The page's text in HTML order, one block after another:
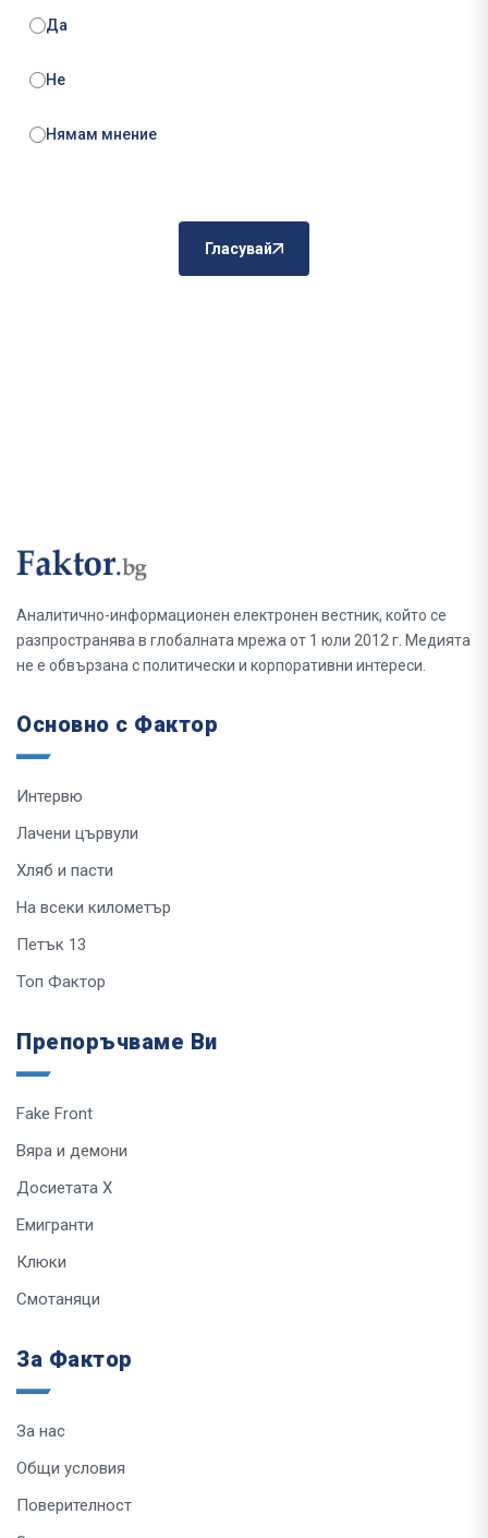
Да
Не
Нямам мнение
Гласувай
Аналитично-информационен електронен вестник, който се
разпространява в глобалната мрежа от 1 юли 2012 г. Медията
не е обвързана с политически и корпоративни интереси.
Основно с Фактор
Интервю
Лачени цървули
Хляб и пасти
На всеки километър
Петък 13
Топ Фактор
Препоръчваме Ви
Fake Front
Вяра и демони
Досиетата Х
Емигранти
Клюки
Смотаняци
За Фактор
За нас
Общи условия
Поверителност